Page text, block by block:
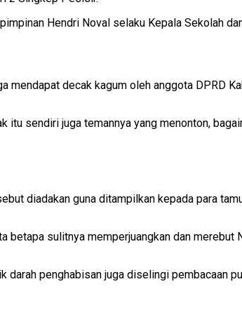
Hendri Noval selaku Kepala Sekolah
decak kagum oleh anggota DPRD
sendiri juga temannya yang menonton,
diadakan guna ditampilkan kepada para
sulitnya memperjuangkan dan merebut
darah penghabisan juga diselingi pembacaan